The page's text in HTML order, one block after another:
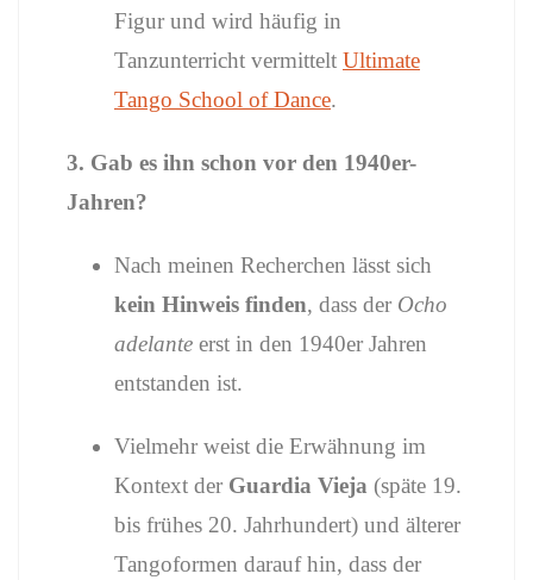
Figur und wird häufig in
Tanzunterricht vermittelt Ultimate
Tango School of Dance.
3. Gab es ihn schon vor den 1940er-
Jahren?
Nach meinen Recherchen lässt sich
kein Hinweis finden, dass der Ocho
adelante erst in den 1940er Jahren
entstanden ist.
Vielmehr weist die Erwähnung im
Kontext der Guardia Vieja (späte 19.
bis frühes 20. Jahrhundert) und älterer
Tangoformen darauf hin, dass der